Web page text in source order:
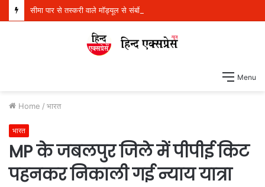
Menu
Home / भारत
भारत
MP के जबलपुर जिले में पीपीई किट
पहनकर निकाली गई न्याय यात्रा